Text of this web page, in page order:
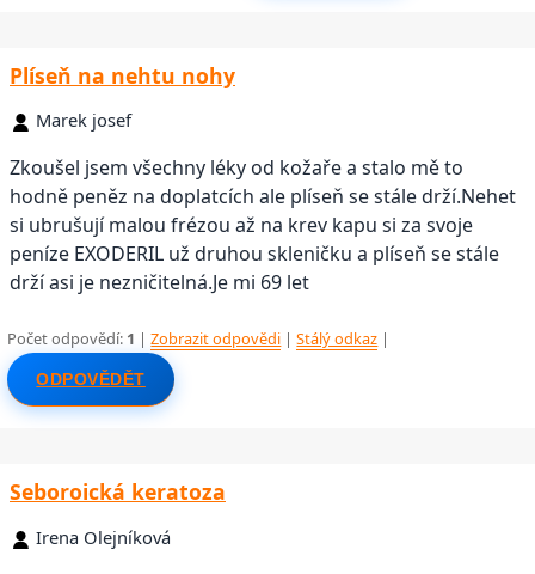
Plíseň na nehtu nohy
Marek josef
Zkoušel jsem všechny léky od kožaře a stalo mě to
hodně peněz na doplatcích ale plíseň se stále drží.Nehet
si ubrušují malou frézou až na krev kapu si za svoje
peníze EXODERIL už druhou skleničku a plíseň se stále
drží asi je nezničitelná.Je mi 69 let
Počet odpovědí: 1 |Zobrazit odpovědi |Stálý odkaz |
ODPOVĚDĚT
Seboroická keratoza
Irena Olejníková